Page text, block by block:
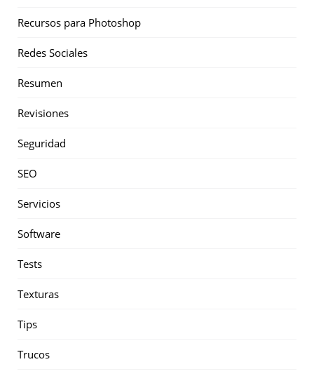
Recursos para Photoshop
Redes Sociales
Resumen
Revisiones
Seguridad
SEO
Servicios
Software
Tests
Texturas
Tips
Trucos